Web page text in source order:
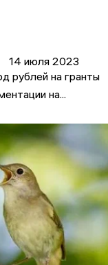
14 июля 2023
рублей на гранты
на...